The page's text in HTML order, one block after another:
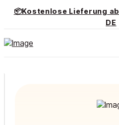
📦Kostenlose Lieferung ab
DE